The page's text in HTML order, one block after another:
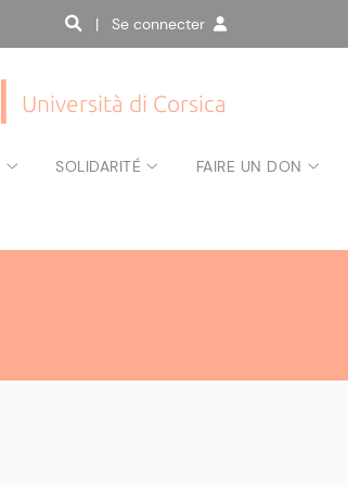
| Se connecter
Università di Corsica
SOLIDARITÉ FAIRE UN DON